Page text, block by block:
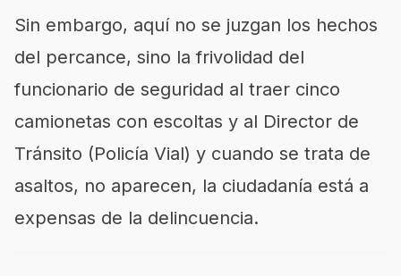
Sin embargo, aquí no se juzgan los hechos
del percance, sino la frivolidad del
funcionario de seguridad al traer cinco
camionetas con escoltas y al Director de
Tránsito (Policía Vial) y cuando se trata de
asaltos, no aparecen, la ciudadanía está a
expensas de la delincuencia.